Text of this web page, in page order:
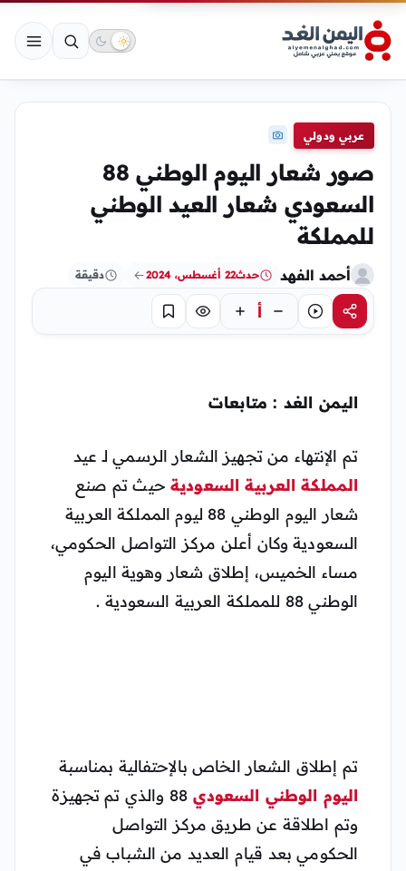
عربي ودولي
صور شعار اليوم الوطني 88
السعودي شعار العيد الوطني
للمملكة
أحمد الفهد حدث22 أغسطس، 2024 دقيقة
مشاركةاستماع أ تركيز حفظ
اليمن الغد : متابعات
تم الإنتهاء من تجهيز الشعار الرسمي لـ عيد
المملكة العربية السعوديةحيث تم صنع
شعار اليوم الوطني 88 ليوم المملكة العربية
السعودية وكان أعلن مركز التواصل الحكومي،
مساء الخميس، إطلاق شعار وهوية اليوم
الوطني 88 للمملكة العربية السعودية .
تم إطلاق الشعار الخاص بالإحتفالية بمناسبة
اليوم الوطني السعودي
88 والذي تم تجهيزة
وتم اطلاقة عن طريق مركز التواصل
الحكومي بعد قيام العديد من الشباب في